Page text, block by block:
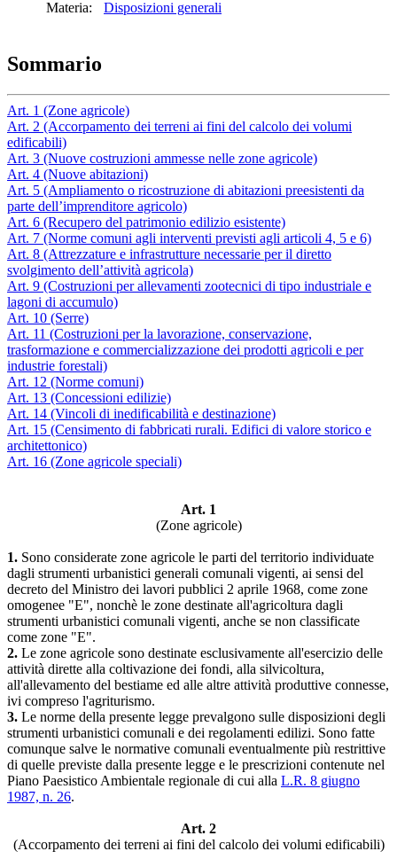
Materia: Disposizioni generali
Sommario
Art. 1 (Zone agricole)
Art. 2 (Accorpamento dei terreni ai fini del calcolo dei volumi
edificabili)
Art. 3 (Nuove costruzioni ammesse nelle zone agricole)
Art. 4 (Nuove abitazioni)
Art. 5 (Ampliamento o ricostruzione di abitazioni preesistenti da
parte dell’imprenditore agricolo)
Art. 6 (Recupero del patrimonio edilizio esistente)
Art. 7 (Norme comuni agli interventi previsti agli articoli 4, 5 e 6)
Art. 8 (Attrezzature e infrastrutture necessarie per il diretto
svolgimento dell’attività agricola)
Art. 9 (Costruzioni per allevamenti zootecnici di tipo industriale e
lagoni di accumulo)
Art. 10 (Serre)
Art. 11 (Costruzioni per la lavorazione, conservazione,
trasformazione e commercializzazione dei prodotti agricoli e per
industrie forestali)
Art. 12 (Norme comuni)
Art. 13 (Concessioni edilizie)
Art. 14 (Vincoli di inedificabilità e destinazione)
Art. 15 (Censimento di fabbricati rurali. Edifici di valore storico e
architettonico)
Art. 16 (Zone agricole speciali)
Art. 1
(Zone agricole)
1. Sono considerate zone agricole le parti del territorio individuate
dagli strumenti urbanistici generali comunali vigenti, ai sensi del
decreto del Ministro dei lavori pubblici 2 aprile 1968, come zone
omogenee "E", nonchè le zone destinate all'agricoltura dagli
strumenti urbanistici comunali vigenti, anche se non classificate
come zone "E".
2. Le zone agricole sono destinate esclusivamente all'esercizio delle
attività dirette alla coltivazione dei fondi, alla silvicoltura,
all'allevamento del bestiame ed alle altre attività produttive connesse,
ivi compreso l'agriturismo.
3. Le norme della presente legge prevalgono sulle disposizioni degli
strumenti urbanistici comunali e dei regolamenti edilizi. Sono fatte
comunque salve le normative comunali eventualmente più restrittive
di quelle previste dalla presente legge e le prescrizioni contenute nel
Piano Paesistico Ambientale regionale di cui alla L.R. 8 giugno
1987, n. 26.
Art. 2
(Accorpamento dei terreni ai fini del calcolo dei volumi edificabili)